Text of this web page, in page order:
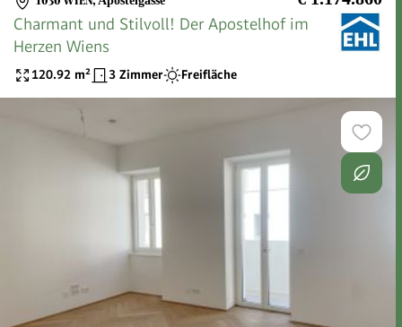
Charmant und Stilvoll! Der Apostelhof im
Herzen Wiens
120.92 m² 3 Zimmer Freifläche